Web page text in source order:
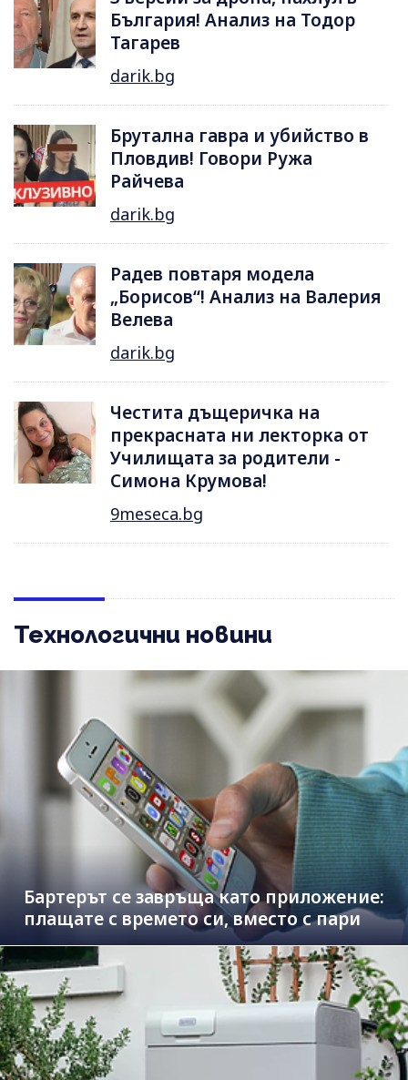
България! Анализ на Тодор
Тагарев
darik.bg
Брутална гавра и убийство в
Пловдив! Говори Ружа
Райчева
darik.bg
Радев повтаря модела
„Борисов“! Анализ на Валерия
Велева
darik.bg
Честита дъщеричка на
прекрасната ни лекторка от
Училищата за родители -
Симона Крумова!
9meseca.bg
Технологични новини
Бартерът се завръща като приложение:
плащате с времето си, вместо с пари